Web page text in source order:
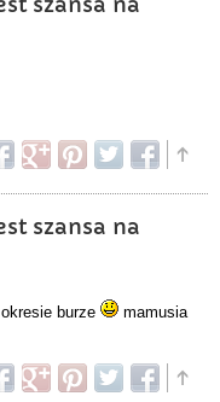
szansa na
burze
mamusia